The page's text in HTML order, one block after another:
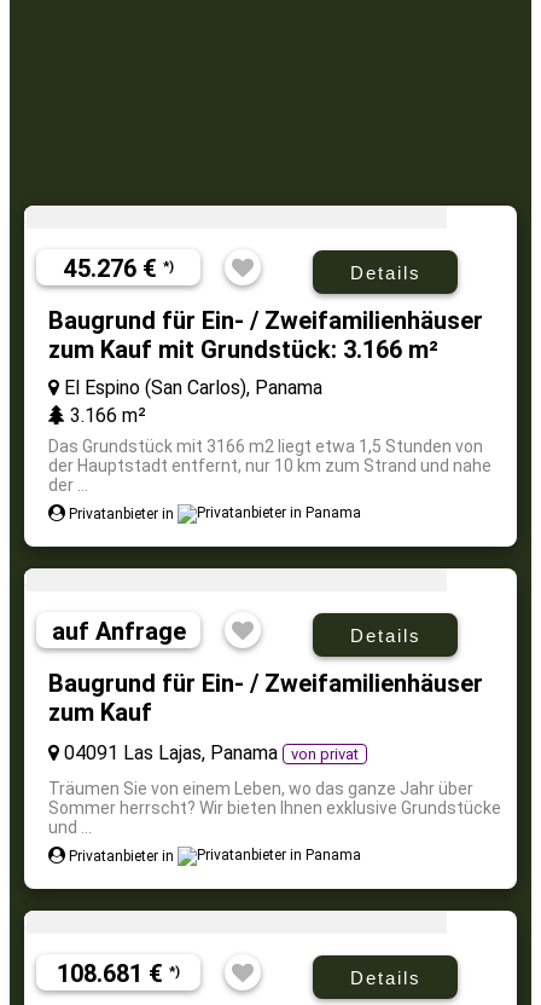
45.276 € *) Details
Baugrund für Ein- / Zweifamilienhäuser
zum Kauf mit Grundstück: 3.166 m²
El Espino (San Carlos), Panama
3.166 m²
Das Grundstück mit 3166 m2 liegt etwa 1,5 Stunden von
der Hauptstadt entfernt, nur 10 km zum Strand und nahe
der ...
Privatanbieter in
auf Anfrage Details
Baugrund für Ein- / Zweifamilienhäuser
zum Kauf
04091 Las Lajas, Panama von privat
Träumen Sie von einem Leben, wo das ganze Jahr über
Sommer herrscht? Wir bieten Ihnen exklusive Grundstücke
und ...
Privatanbieter in
108.681 € *) Details